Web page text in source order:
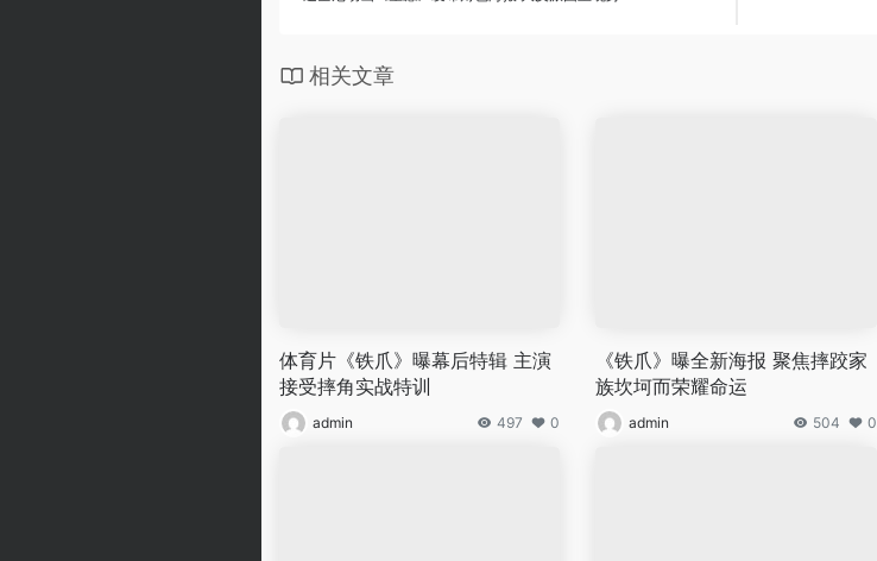
相关文章
体育片《铁爪》曝幕后特辑 主演
接受摔角实战特训
admin 497 0
《铁爪》曝全新海报 聚焦摔跤家
族坎坷而荣耀命运
admin 504 0